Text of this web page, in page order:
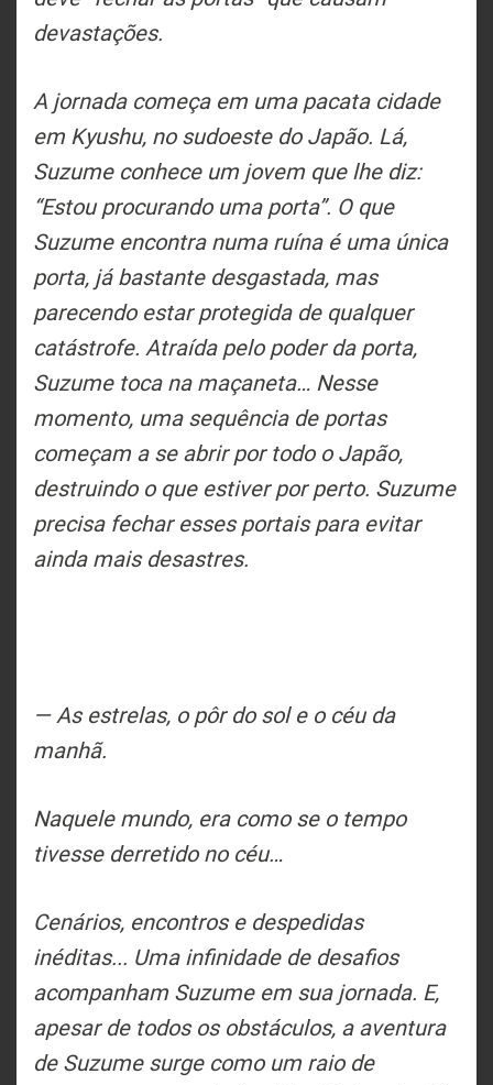
devastações.
A jornada começa em uma pacata cidade
em Kyushu, no sudoeste do Japão. Lá,
Suzume conhece um jovem que lhe diz:
“Estou procurando uma porta”. O que
Suzume encontra numa ruína é uma única
porta, já bastante desgastada, mas
parecendo estar protegida de qualquer
catástrofe. Atraída pelo poder da porta,
Suzume toca na maçaneta… Nesse
momento, uma sequência de portas
começam a se abrir por todo o Japão,
destruindo o que estiver por perto. Suzume
precisa fechar esses portais para evitar
ainda mais desastres.
— As estrelas, o pôr do sol e o céu da
manhã.
Naquele mundo, era como se o tempo
tivesse derretido no céu…
Cenários, encontros e despedidas
inéditas... Uma infinidade de desafios
acompanham Suzume em sua jornada. E,
apesar de todos os obstáculos, a aventura
de Suzume surge como um raio de